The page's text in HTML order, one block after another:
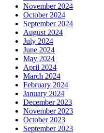
November 2024
October 2024
September 2024
August 2024
July 2024
June 2024
May 2024
April 2024
March 2024
February 2024
January 2024
December 2023
November 2023
October 2023
September 2023